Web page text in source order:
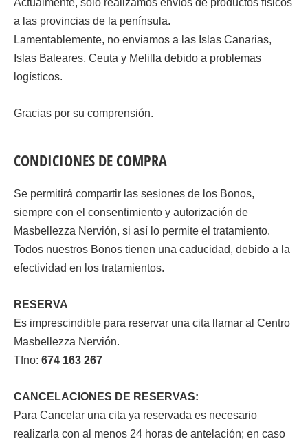
Actualmente, solo realizamos envíos de productos físicos
a las provincias de la península.
Lamentablemente, no enviamos a las Islas Canarias,
Islas Baleares, Ceuta y Melilla debido a problemas
logísticos.
Gracias por su comprensión.
CONDICIONES DE COMPRA
Se permitirá compartir las sesiones de los Bonos,
siempre con el consentimiento y autorización de
Masbellezza Nervión, si así lo permite el tratamiento.
Todos nuestros Bonos tienen una caducidad, debido a la
efectividad en los tratamientos.
RESERVA
Es imprescindible para reservar una cita llamar al Centro
Masbellezza Nervión.
Tfno: 674 163 267
CANCELACIONES DE RESERVAS:
Para Cancelar una cita ya reservada es necesario
realizarla con al menos 24 horas de antelación; en caso